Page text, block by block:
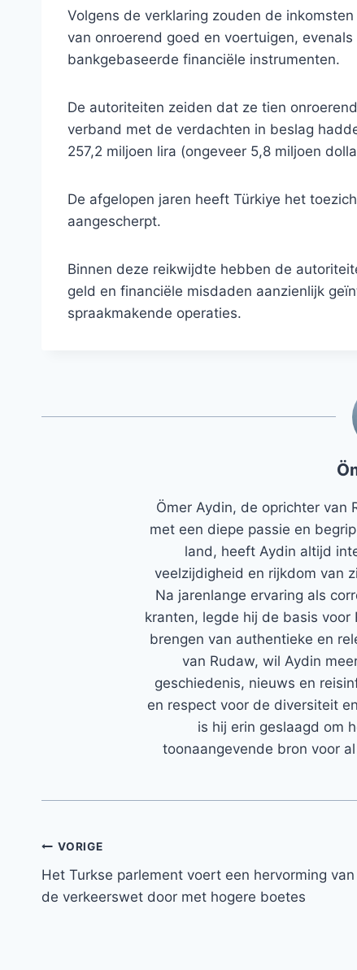
Volgens de verklaring zouden de
van onroerend goed en voertuigen,
bankgebaseerde financiële instrumenten.
De autoriteiten zeiden dat ze tien
verband met de verdachten in beslag
257,2 miljoen lira (ongeveer 5,8 miljoen
De afgelopen jaren heeft Türkiye het
aangescherpt.
Binnen deze reikwijdte hebben de
geld en financiële misdaden aanzienlijk
spraakmakende operaties.
Ömer Aydin, de oprichter van
met een diepe passie en
land, heeft Aydin altijd
veelzijdigheid en rijkdom van
Na jarenlange ervaring als
kranten, legde hij de basis
brengen van authentieke en
van Rudaw, wil Aydin
geschiedenis, nieuws en
en respect voor de diversiteit
is hij erin geslaagd om
toonaangevende bron voor
Bericht
navigatie
VORIGE
Het Turkse parlement voert een hervorming van
de verkeerswet door met hogere boetes